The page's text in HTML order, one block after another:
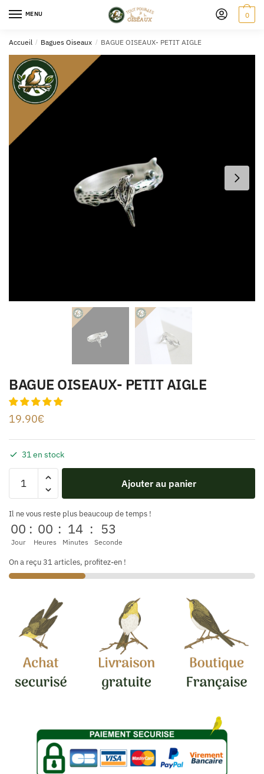
MENU 0
Accueil / Bagues Oiseaux / BAGUE OISEAUX- PETIT AIGLE
BAGUE OISEAUX- PETIT AIGLE
19.90€
31 en stock
Ajouter au panier
Il ne vous reste plus beaucoup de temps !
00
Jour
: 00
Heures
: 14
Minutes
: 53
Seconde
On a reçu 31 articles, profitez-en !